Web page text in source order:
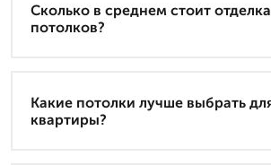
Сколько в среднем стоит
потолков?
Какие потолки лучше выбрать
квартиры?